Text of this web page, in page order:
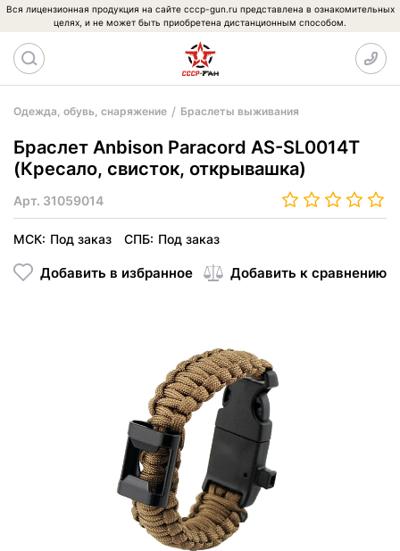
Вся лицензионная продукция на сайте cccp-gun.ru представлена в ознакомительных
целях, и не может быть приобретена дистанционным способом.
Одежда, обувь, снаряжение Браслеты выживания
Браслет Anbison Paracord AS-SL0014T
(Кресало, свисток, открывашка)
Арт. 31059014
МСК: Под заказ СПБ: Под заказ
Добавить в избранное Добавить к сравнению